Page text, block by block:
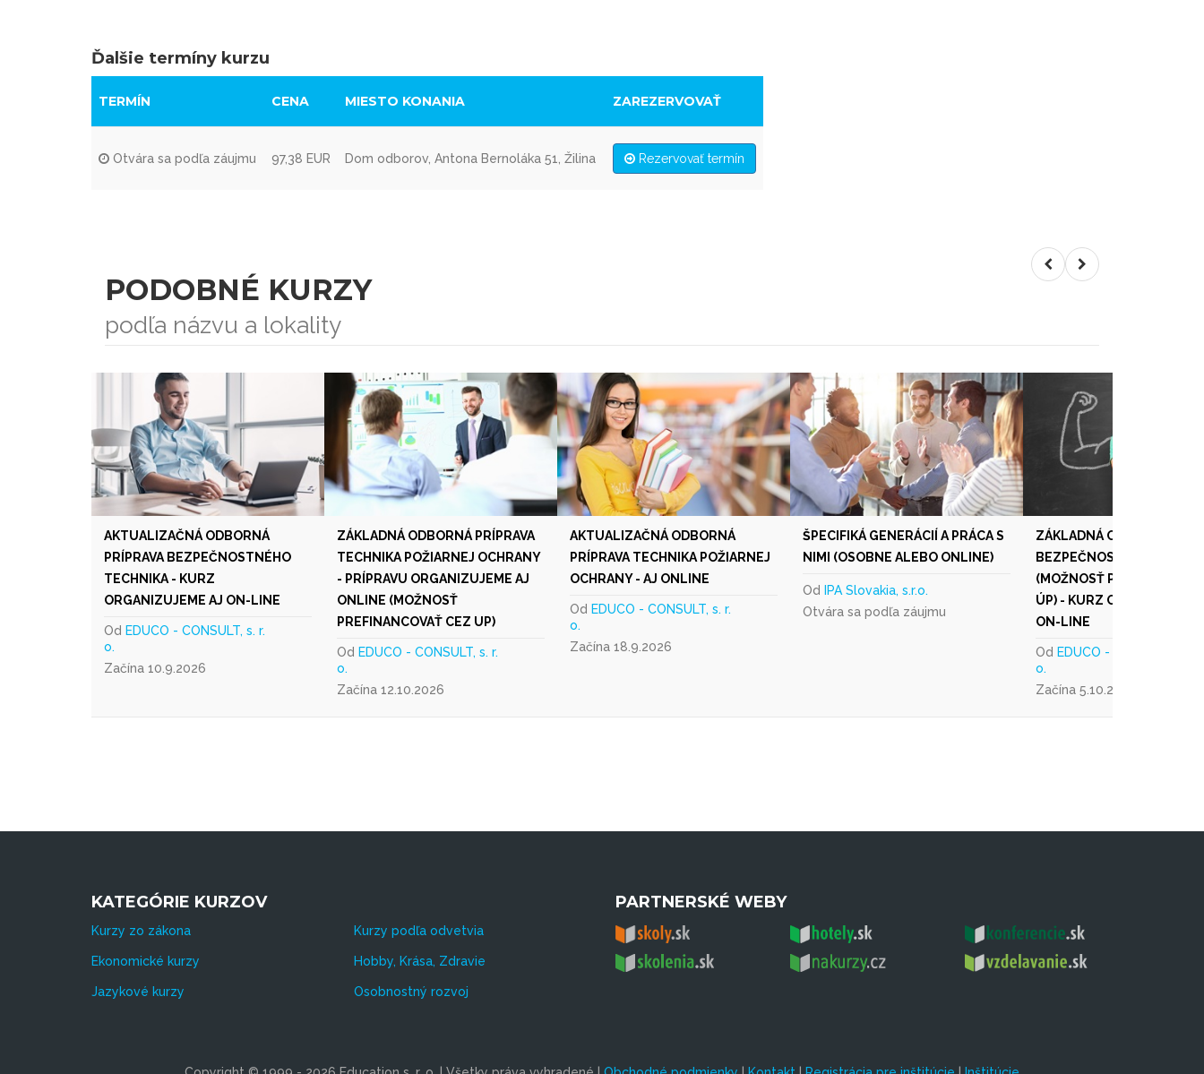
Ďalšie termíny kurzu
TERMÍN CENA MIESTO KONANIA ZAREZERVOVAŤ
Otvára sa podľa záujmu 97,38 EUR Dom odborov, Antona Bernoláka 51, Žilina Rezervovať termín
PODOBNÉ KURZY
podľa názvu a lokality
AKTUALIZAČNÁ ODBORNÁ
PRÍPRAVA BEZPEČNOSTNÉHO
TECHNIKA - KURZ
ORGANIZUJEME AJ ON-LINE
Od EDUCO - CONSULT, s. r.
o.
Začína 10.9.2026
ZÁKLADNÁ ODBORNÁ PRÍPRAVA
TECHNIKA POŽIARNEJ OCHRANY
- PRÍPRAVU ORGANIZUJEME AJ
ONLINE (MOŽNOSŤ
PREFINANCOVAŤ CEZ UP)
Od EDUCO - CONSULT, s. r.
o.
Začína 12.10.2026
AKTUALIZAČNÁ ODBORNÁ
PRÍPRAVA TECHNIKA POŽIARNEJ
OCHRANY - AJ ONLINE
Od EDUCO - CONSULT, s. r.
o.
Začína 18.9.2026
ŠPECIFIKÁ GENERÁCIÍ A PRÁCA S
NIMI (OSOBNE ALEBO ONLINE)
Od IPA Slovakia, s.r.o.
Otvára sa podľa záujmu
ZÁKLADNÁ ODBORNÁ
BEZPEČNOSTNÉHO
(MOŽNOSŤ
ÚP) - KURZ
ON-LINE
Od EDUCO - CONSULT, s. r.
o.
Začína 5.10.2026
KATEGÓRIE KURZOV
Kurzy zo zákona Kurzy podľa odvetvia
Ekonomické kurzy Hobby, Krása, Zdravie
Jazykové kurzy Osobnostný rozvoj
PARTNERSKÉ WEBY